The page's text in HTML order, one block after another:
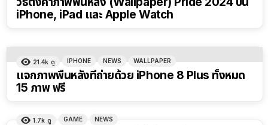
iPhone, iPad และ Apple Watch
21.4k ดู IPHONE NEWS WALLPAPER
แจกภาพพื้นหลังที่ถ่ายด้วย iPhone 8 Plus ทั้งหมด
15 ภาพ ฟรี
1.7k ดู GAME NEWS